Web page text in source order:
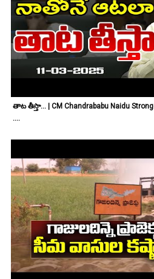
తాట తీస్తా... | CM Chandrababu Naidu
....